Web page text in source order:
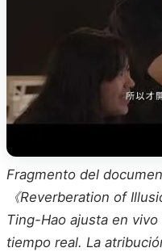
Fragmento del
《Reverberation of
Ting-Hao ajusta en
tiempo real. La